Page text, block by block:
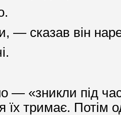
— сказав він
— «зникли під
тримає. Потім